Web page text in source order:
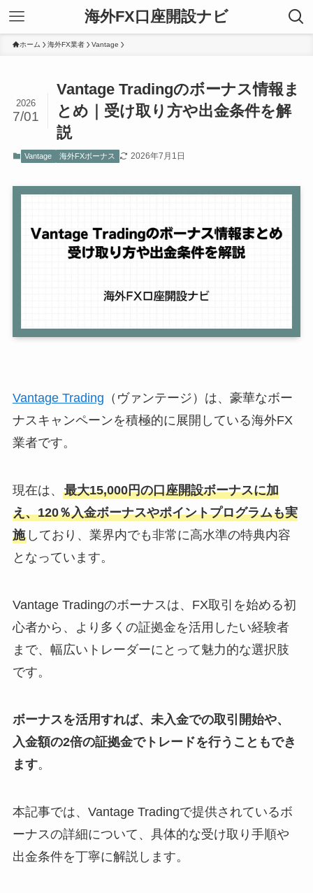
海外FX口座開設ナビ
ホーム 海外FX業者 Vantage
Vantage Tradingのボーナス情報ま
とめ｜受け取り方や出金条件を解
説
2026
7/01
Vantage 海外FXボーナス 2026年7月1日
Vantage Trading （ヴァンテージ）は、豪華なボー
ナスキャンペーンを積極的に展開している海外FX
業者です。
現在は、 最大15,000円の口座開設ボーナスに加
え、120％入金ボーナスやポイントプログラムも実
施しており、業界内でも非常に高水準の特典内容
となっています。
Vantage Tradingのボーナスは、FX取引を始める初
心者から、より多くの証拠金を活用したい経験者
まで、幅広いトレーダーにとって魅力的な選択肢
です。
ボーナスを活用すれば、未入金での取引開始や、
入金額の2倍の証拠金でトレードを行うこともでき
ます。
本記事では、Vantage Tradingで提供されているボ
ーナスの詳細について、具体的な受け取り手順や
出金条件を丁寧に解説します。